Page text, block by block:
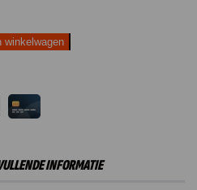
winkelwagen
INFORMATIE